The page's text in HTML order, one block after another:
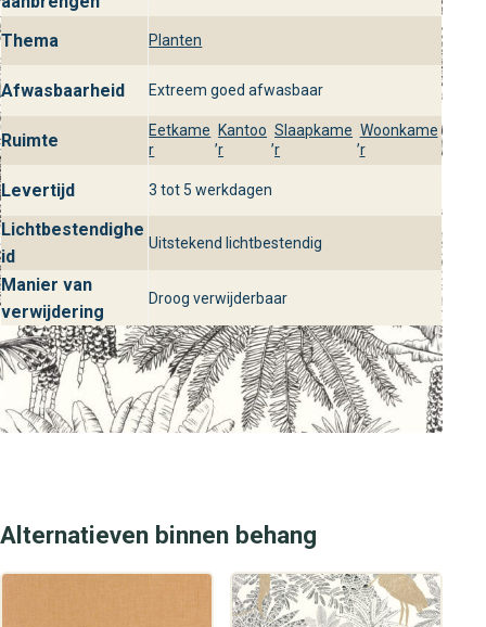
Ontdek het Paradisia behang uit de Moonlight 2 collectie
in onze winkels. Onze adviseurs helpen je graag bij het
kiezen van de perfecte wandbekleding voor jouw interieur
en stylingwensen.
Thema Planten
Afwasbaarheid Extreem goed afwasbaar
Ruimte
Eetkame
r
,
Kantoo
r
,
Slaapkame
r
,
Woonkame
r
Levertijd 3 tot 5 werkdagen
Lichtbestendighe
id
Uitstekend lichtbestendig
Manier van
verwijdering
Droog verwijderbaar
Alternatieven binnen behang